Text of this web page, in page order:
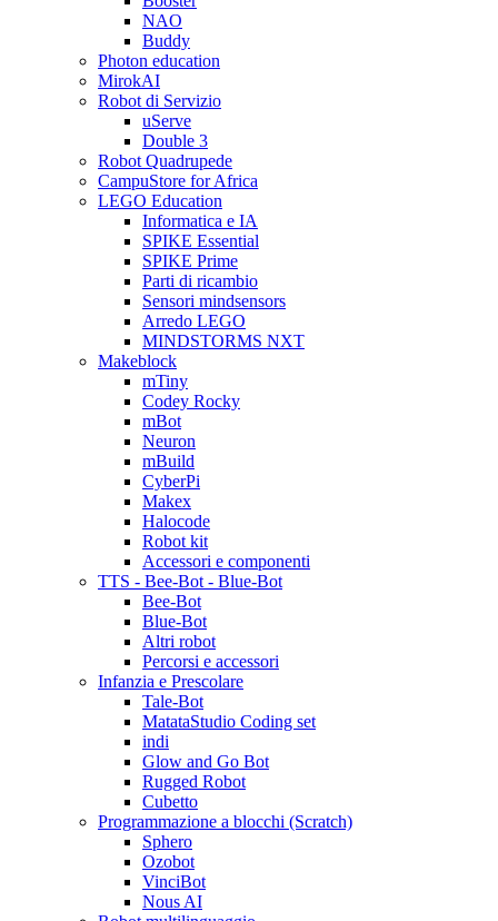
NAO
Buddy
Photon education
MirokAI
Robot di Servizio
uServe
Double 3
Robot Quadrupede
CampuStore for Africa
LEGO Education
Informatica e IA
SPIKE Essential
SPIKE Prime
Parti di ricambio
Sensori mindsensors
Arredo LEGO
MINDSTORMS NXT
Makeblock
mTiny
Codey Rocky
mBot
Neuron
mBuild
CyberPi
Makex
Halocode
Robot kit
Accessori e componenti
TTS - Bee-Bot - Blue-Bot
Bee-Bot
Blue-Bot
Altri robot
Percorsi e accessori
Infanzia e Prescolare
Tale-Bot
MatataStudio Coding set
indi
Glow and Go Bot
Rugged Robot
Cubetto
Programmazione a blocchi (Scratch)
Sphero
Ozobot
VinciBot
Nous AI